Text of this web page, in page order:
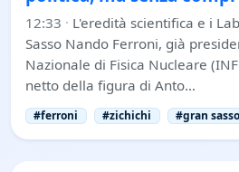
12:33 · L'eredità scientifica e i
Sasso Nando Ferroni, già
Nazionale di Fisica Nucleare
netto della figura di Anto…
#ferroni #zichichi #gran sasso